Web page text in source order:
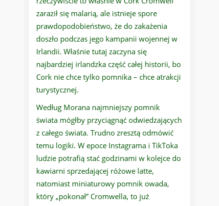
zaraził się malarią, ale istnieje spore
prawdopodobieństwo, że do zakażenia
doszło podczas jego kampanii wojennej w
Irlandii. Właśnie tutaj zaczyna się
najbardziej irlandzka część całej historii, bo
Cork nie chce tylko pomnika – chce atrakcji
turystycznej.
Według Morana najmniejszy pomnik
świata mógłby przyciągnąć odwiedzających
z całego świata. Trudno zresztą odmówić
temu logiki. W epoce Instagrama i TikToka
ludzie potrafią stać godzinami w kolejce do
kawiarni sprzedającej różowe latte,
natomiast miniaturowy pomnik owada,
który „pokonał” Cromwella, to już